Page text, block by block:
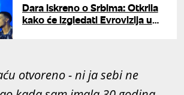
Dara iskreno o Srbima: Otkrila
kako će izgledati Evrovizija u
otvoreno - ni ja sebi ne